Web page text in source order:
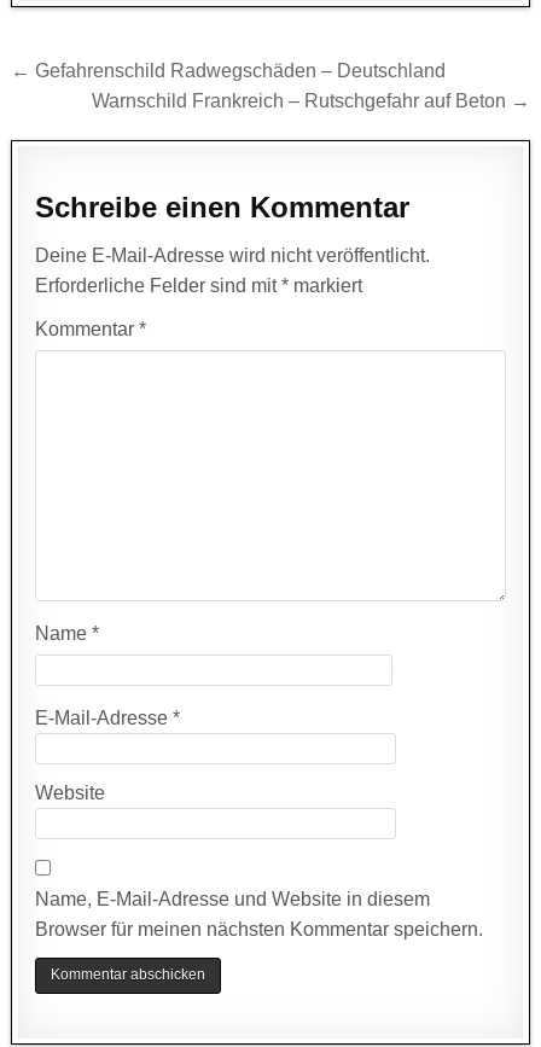
Beitragsnavigation
← Gefahrenschild Radwegschäden – Deutschland
Warnschild Frankreich – Rutschgefahr auf Beton →
Schreibe einen Kommentar
Deine E-Mail-Adresse wird nicht veröffentlicht.
Erforderliche Felder sind mit* markiert
Kommentar*
Name*
E-Mail-Adresse*
Website
Name, E-Mail-Adresse und Website in diesem
Browser für meinen nächsten Kommentar speichern.